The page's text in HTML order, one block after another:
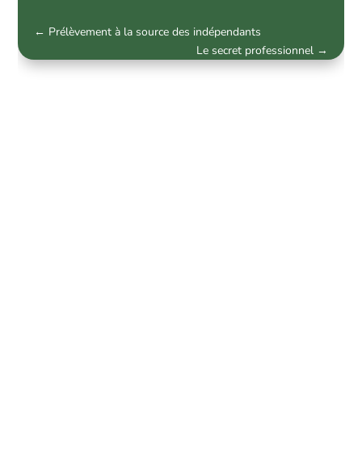
← Prélèvement à la source des indépendants
Le secret professionnel→